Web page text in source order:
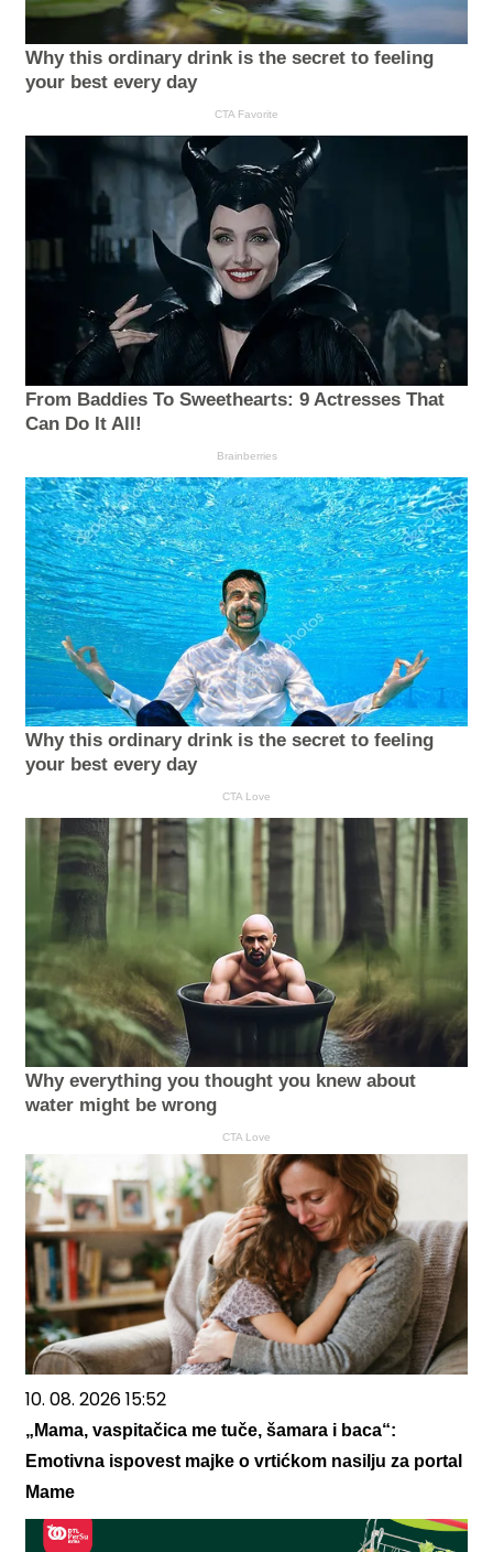
Why this ordinary drink is the secret to feeling
your best every day
CTA Favorite
From Baddies To Sweethearts: 9 Actresses That
Can Do It All!
Brainberries
Why this ordinary drink is the secret to feeling
your best every day
CTA Love
Why everything you thought you knew about
water might be wrong
CTA Love
10. 08. 2026 15:52
„Mama, vaspitačica me tuče, šamara i baca“:
Emotivna ispovest majke o vrtićkom nasilju za portal
Mame